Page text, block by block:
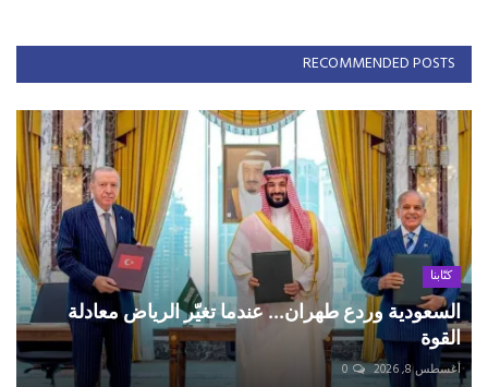
RECOMMENDED POSTS
كتّابنا
السعودية وردع طهران... عندما تغيّر الرياض معادلة
القوة
أغسطس 8, 2026 0